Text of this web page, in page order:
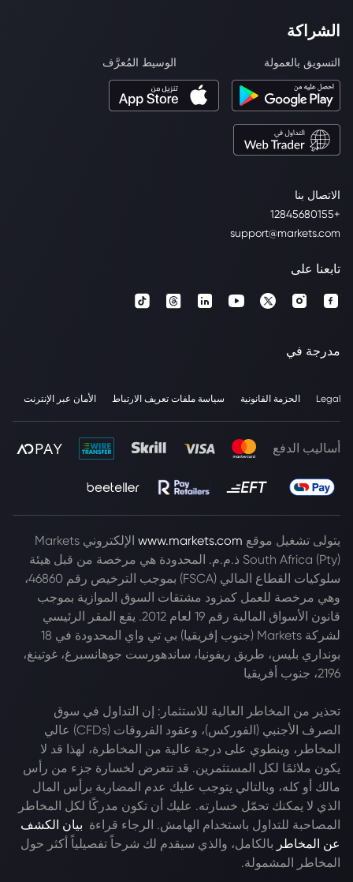
الاتصال بنا
+12845680155
support@markets.com
الشراكة
التسويق بالعمولة الوسيط المُعرَّف
تابعنا على
مدرجة في
Legal الحزمة القانونية سياسة ملفات تعريف الارتباط الأمان عبر الإنترنت
أساليب الدفع
يتولى تشغيل موقع www.markets.com
الإلكتروني Markets
South Africa (Pty) ذ.م.م. المحدودة هي مرخصة من قبل هيئة
سلوكيات القطاع المالي (FSCA) بموجب الترخيص رقم 46860،
وهي مرخصة للعمل كمزود مشتقات السوق الموازية بموجب
قانون الأسواق المالية رقم 19 لعام 2012. يقع المقر الرئيسي
لشركة Markets (جنوب إفريقيا) بي تي واي المحدودة في 18
بونداري بليس، طريق ريفونيا، ساندهورست جوهانسبرغ، غوتينغ،
2196، جنوب أفريقيا
تحذير من المخاطر العالية للاستثمار: إن التداول في سوق
الصرف الأجنبي (الفوركس)، وعقود الفروقات (CFDs) عالي
المخاطر، وينطوي على درجة عالية من المخاطرة، لهذا قد لا
يكون ملائمًا لكل المستثمرين. قد تتعرض لخسارة جزء من رأس
مالك أو كله، وبالتالي يتوجب عليك عدم المضاربة برأس المال
الذي لا يمكنك تحمّل خسارته. عليك أن تكون مدركًا لكل المخاطر
المصاحبة للتداول باستخدام الهامش. الرجاء قراءة بيان الكشف
عن المخاطر بالكامل، والذي سيقدم لك شرحاً تفصيلياً أكثر حول
المخاطر المشمولة.